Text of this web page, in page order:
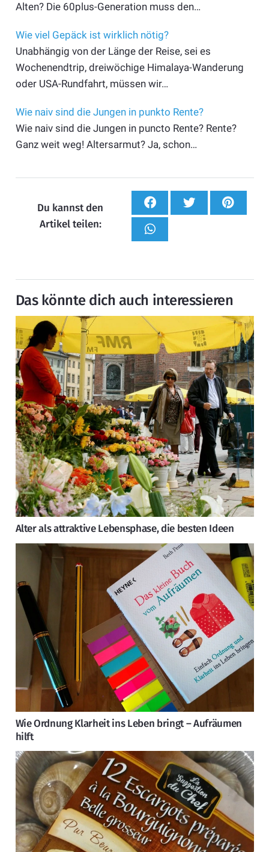
Alten? Die 60plus-Generation muss den…
Wie viel Gepäck ist wirklich nötig?
Unabhängig von der Länge der Reise, sei es
Wochenendtrip, dreiwöchige Himalaya-Wanderung
oder USA-Rundfahrt, müssen wir…
Wie naiv sind die Jungen in punkto Rente?
Wie naiv sind die Jungen in puncto Rente? Rente?
Ganz weit weg! Altersarmut? Ja, schon…
Du kannst den
Artikel teilen:
Das könnte dich auch interessieren
Alter als attraktive Lebensphase, die besten Ideen
Wie Ordnung Klarheit ins Leben bringt – Aufräumen
hilft